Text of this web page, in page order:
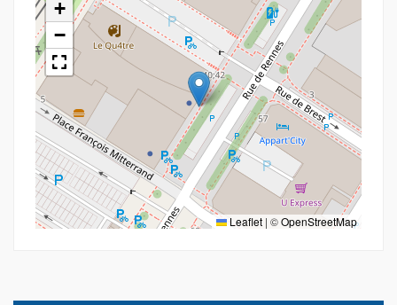
+
−
Leaflet | ©OpenStreetMap